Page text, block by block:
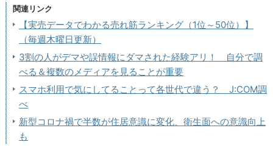
関連リンク
【実売データでわかる売れ筋ランキング（1位～50位）】
（毎週木曜日更新）
3割の人がデマや誤情報にダマされた経験アリ！ 自分で調
べる＆複数のメディアを見ることが重要
スマホ利用で気にしてることって各世代で違う？ J:COM調
べ
新型コロナ禍で半数が住居意識に変化、衛生面への意識向上
も